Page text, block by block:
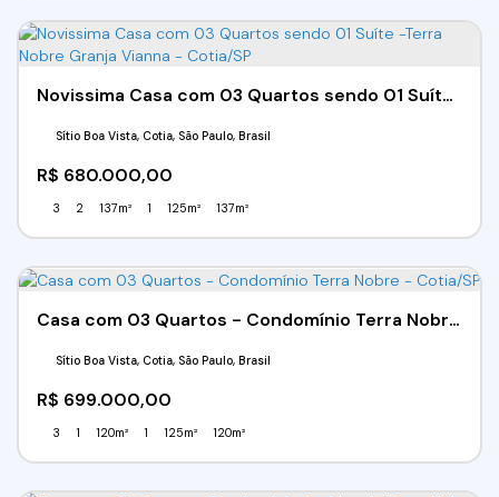
Novissima Casa com 03 Quartos sendo 01 Suíte -Terra Nobre Granja Vianna - Cotia/SP
R$ 680.000,00
Sítio Boa Vista, Cotia, São Paulo, Brasil
3 2 137m² 1 125m² 137m²
Casa com 03 Quartos - Condomínio Terra Nobre - Cotia/SP
R$ 699.000,00
Sítio Boa Vista, Cotia, São Paulo, Brasil
3 1 120m² 1 125m² 120m²